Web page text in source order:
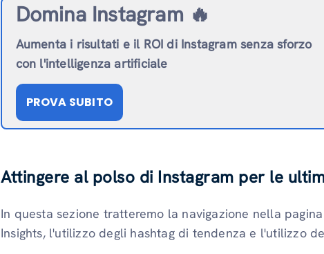
Domina Instagram 🔥
Aumenta i risultati e il ROI di Instagram senza sforzo
con l'intelligenza artificiale
PROVA SUBITO
Attingere al polso di Instagram per le
In questa sezione tratteremo la navigazione nella
Insights, l'utilizzo degli hashtag di tendenza e l'utilizzo